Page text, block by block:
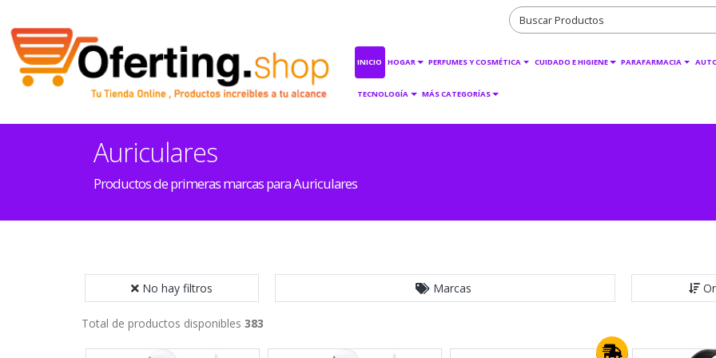
INICIO HOGAR PERFUMES Y COSMÉTICA CUIDADO E HIGIENE PARAFARMACIA
TECNOLOGÍA MÁS CATEGORÍAS
Auriculares
Productos de primeras marcas para Auriculares
No hay filtros Marcas
Total de productos disponibles 383